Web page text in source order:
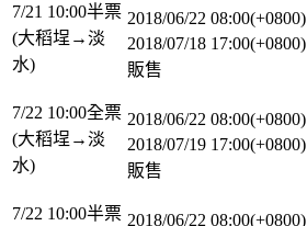
7/21 10:00半票
(大稻埕→淡
水)
2018/06/22 08:00(+0800)
2018/07/18 17:00(+0800)
販售
7/22 10:00全票
(大稻埕→淡
水)
2018/06/22 08:00(+0800)
2018/07/19 17:00(+0800)
販售
7/22 10:00半票 2018/06/22 08:00(+0800)